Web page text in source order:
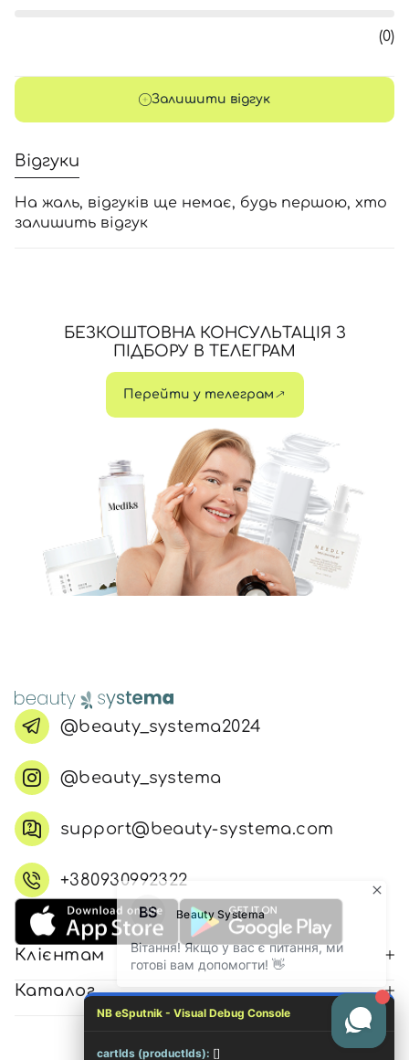
(0)
Залишити відгук
Відгуки
На жаль, відгуків ще немає, будь першою, хто
залишить відгук
БЕЗКОШТОВНА КОНСУЛЬТАЦІЯ З
ПІДБОРУ В ТЕЛЕГРАМ
Перейти у телеграм
@beauty_systema2024
@beauty_systema
support@beauty-systema.com
+380930992322
Клієнтам
Каталог
NB eSputnik - Visual Debug Console
cartIds (productIds): []